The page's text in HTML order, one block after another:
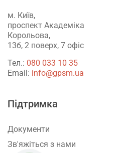
м. Київ,
проспект Академіка
Корольова,
13б, 2 поверх, 7 офіс
Тел.: ‎080 033 10 35
Email: info@gpsm.ua
Підтримка
Документи
Зв'яжіться з нами